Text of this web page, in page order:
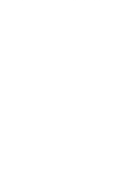
incontournable
incarne le bon
dehors durant
tubulaire
empilable. Il allie
simples à des